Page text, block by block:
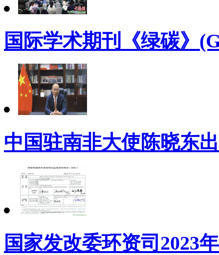
国际学术期刊《绿碳》
中国驻南非大使陈晓东
国家发改委环资司2023